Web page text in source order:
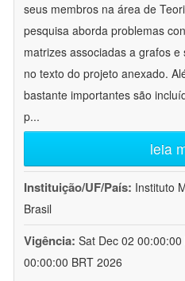
seus membros na área de
pesquisa aborda problemas
matrizes associadas a grafos
no texto do projeto anexado.
bastante importantes são
p...
leia
Instituição/UF/País: Instituto
Brasil
Vigência: Sat Dec 02
00:00:00 BRT 2026